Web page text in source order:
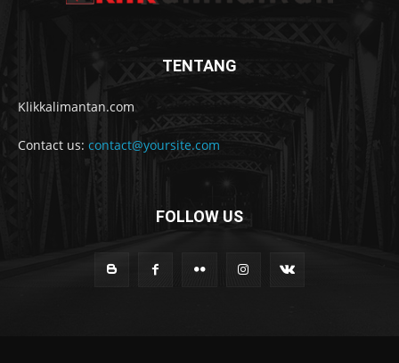
TENTANG
Klikkalimantan.com
Contact us: contact@yoursite.com
FOLLOW US